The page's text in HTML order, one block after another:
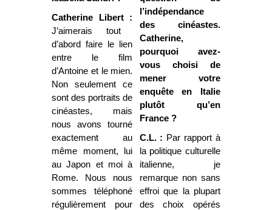
Catherine Libert :
J’aimerais tout
d’abord faire le lien
entre le film
d’Antoine et le mien.
Non seulement ce
sont des portraits de
cinéastes, mais
nous avons tourné
exactement au
même moment, lui
au Japon et moi à
Rome. Nous nous
sommes téléphoné
régulièrement pour
l’indépendance
des cinéastes.
Catherine,
pourquoi avez-
vous choisi de
mener votre
enquête en Italie
plutôt qu’en
France ?
C.L. : Par rapport à
la politique culturelle
italienne, je
remarque non sans
effroi que la plupart
des choix opérés